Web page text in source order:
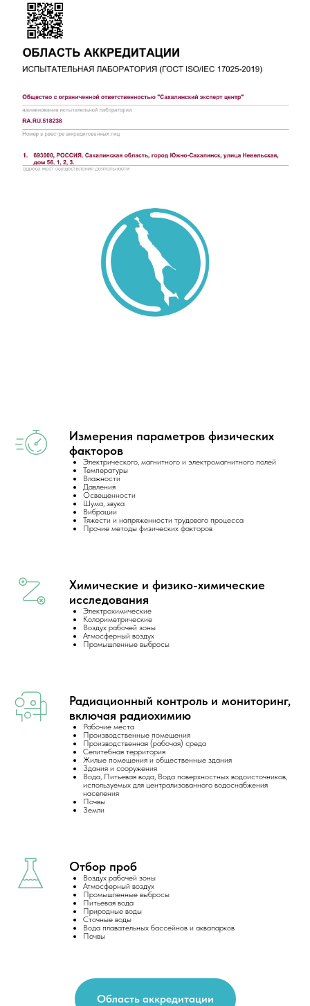
Измерения параметров физических
факторов
Электрического, магнитного и электромагнитного полей
Температуры
Влажности
Давления
Освещенности
Шума, звука
Вибрации
Тяжести и напряженности трудового процесса
Прочие методы физических факторов
Химические и физико-химические
исследования
Электрохимические
Колориметрические
Воздух рабочей зоны
Атмосферный воздух
Промышленные выбросы
Радиационный контроль и мониторинг,
включая радиохимию
Рабочие места
Производственные помещения
Производственная (рабочая) среда
Селитебная территория
Жилые помещения и общественные здания
Здания и сооружения
Вода, Питьевая вода, Вода поверхностных водоисточников,
используемых для централизованного водоснабжения
населения
Почвы
Земли
Отбор проб
Воздух рабочей зоны
Атмосферный воздух
Промышленные выбросы
Питьевая вода
Природные воды
Сточные воды
Вода плавательных бассейнов и аквапарков
Почвы
Область аккредитации